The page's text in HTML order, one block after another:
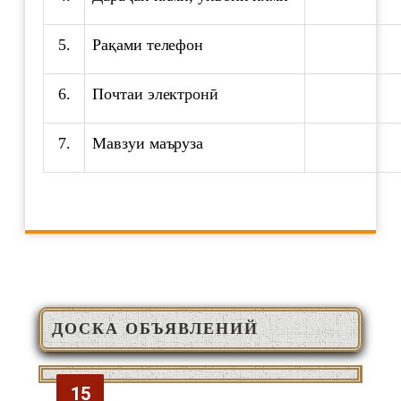
5. Рақами телефон
6. Почтаи электронӣ
7. Мавзуи маъруза
ДОСКА ОБЪЯВЛЕНИЙ
15
15
ОЗМУНИ ҒАЙРИНАВБАТӢ